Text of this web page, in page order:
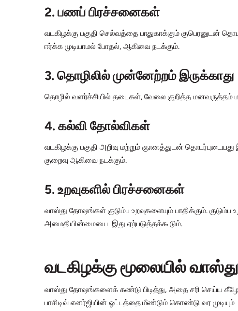
2. பணப் பிரச்சனைகள்
வடகிழக்கு பகுதி செல்வத்தை பாதுகாக்கும்
ஈர்க்க முடியாமல் போதல், ஆகிவை நடக்கும்.
3. தொழிலில் முன்னேற்றம் இருக்காது
தொழில் வளர்ச்சியில் தடைகள், வேலை குறித்த மனவருத்தம்
4. கல்வி தோல்விகள்
வடகிழக்கு பகுதி அறிவு மற்றும் ஞானத்துடன்
குறைவு ஆகிவை நடக்கும்.
5. உறவுகளில் பிரச்சனைகள்
வாஸ்து தோஷங்கள் குடும்ப உறவுகளையும் பாதிக்கும்.
அமைதியின்மையை இது ஏற்படுத்தக்கூடும்.
வடகிழக்கு மூலையில்
வாஸ்து தோஷங்களைக் கண்டு பிடித்து, அதை சரி செய்ய
பாசிடிவ் எனர்ஜியின் ஓட்டத்தை மீண்டும் கொண்டு வர முடியும்